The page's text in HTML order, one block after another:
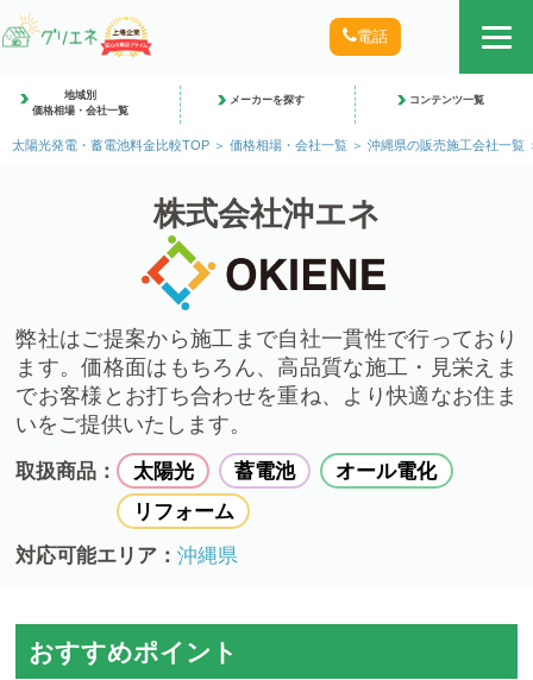
電話
地域別
価格相場・会社一覧
メーカーを探す コンテンツ一覧
太陽光発電・蓄電池料金比較TOP 価格相場・会社一覧 沖縄県の販売施工会社一覧
株式会社沖エネ
弊社はご提案から施工まで自社一貫性で行っており
ます。価格面はもちろん、高品質な施工・見栄えま
でお客様とお打ち合わせを重ね、より快適なお住ま
いをご提供いたします。
取扱商品： 太陽光 蓄電池
オール電化
リフォーム
対応可能エリア：沖縄県
おすすめポイント